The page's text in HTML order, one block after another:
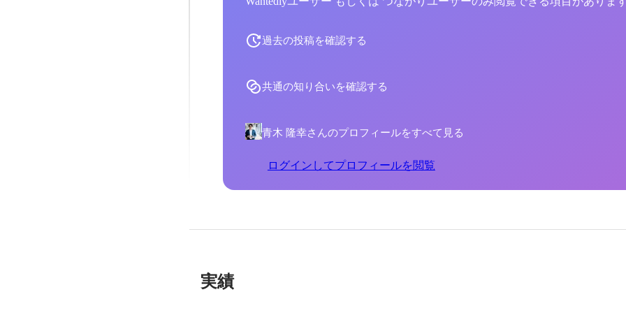
過去の投稿を確認する
共通の知り合いを確認する
青木 隆幸さんのプロフィールをすべて見る
ログインしてプロフィールを閲覧
実績